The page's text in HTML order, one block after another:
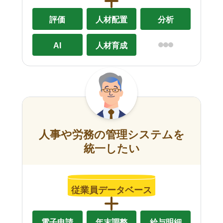
評価 人材配置 分析
AI 人材育成
人事や労務の管理システムを
統一したい
従業員データベース